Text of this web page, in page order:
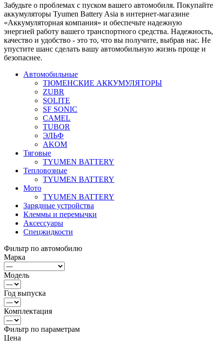
Забудьте о проблемах с пуском вашего автомобиля. Покупайте
аккумуляторы Tyumen Battery Asia в интернет-магазине
«Аккумуляторная компания» и обеспечьте надежную
энергией работу вашего транспортного средства. Надежность,
качество и удобство - это то, что вы получите, выбрав нас. Не
упустите шанс сделать вашу автомобильную жизнь проще и
безопаснее.
Автомобильные
ТЮМЕНСКИЕ АККУМУЛЯТОРЫ
ZUBR
SOLITE
SF SONIC
CAMEL
TUBOR
ЭЛЬФ
AKOM
Тяговые
TYUMEN BATTERY
Тепловозные
TYUMEN BATTERY
Мото
TYUMEN BATTERY
Зарядные устройства
Клеммы и перемычки
Аксессуары
Спецжидкости
Фильтр по автомобилю
Марка
Модель
Год выпуска
Комплектация
Фильтр по параметрам
Цена